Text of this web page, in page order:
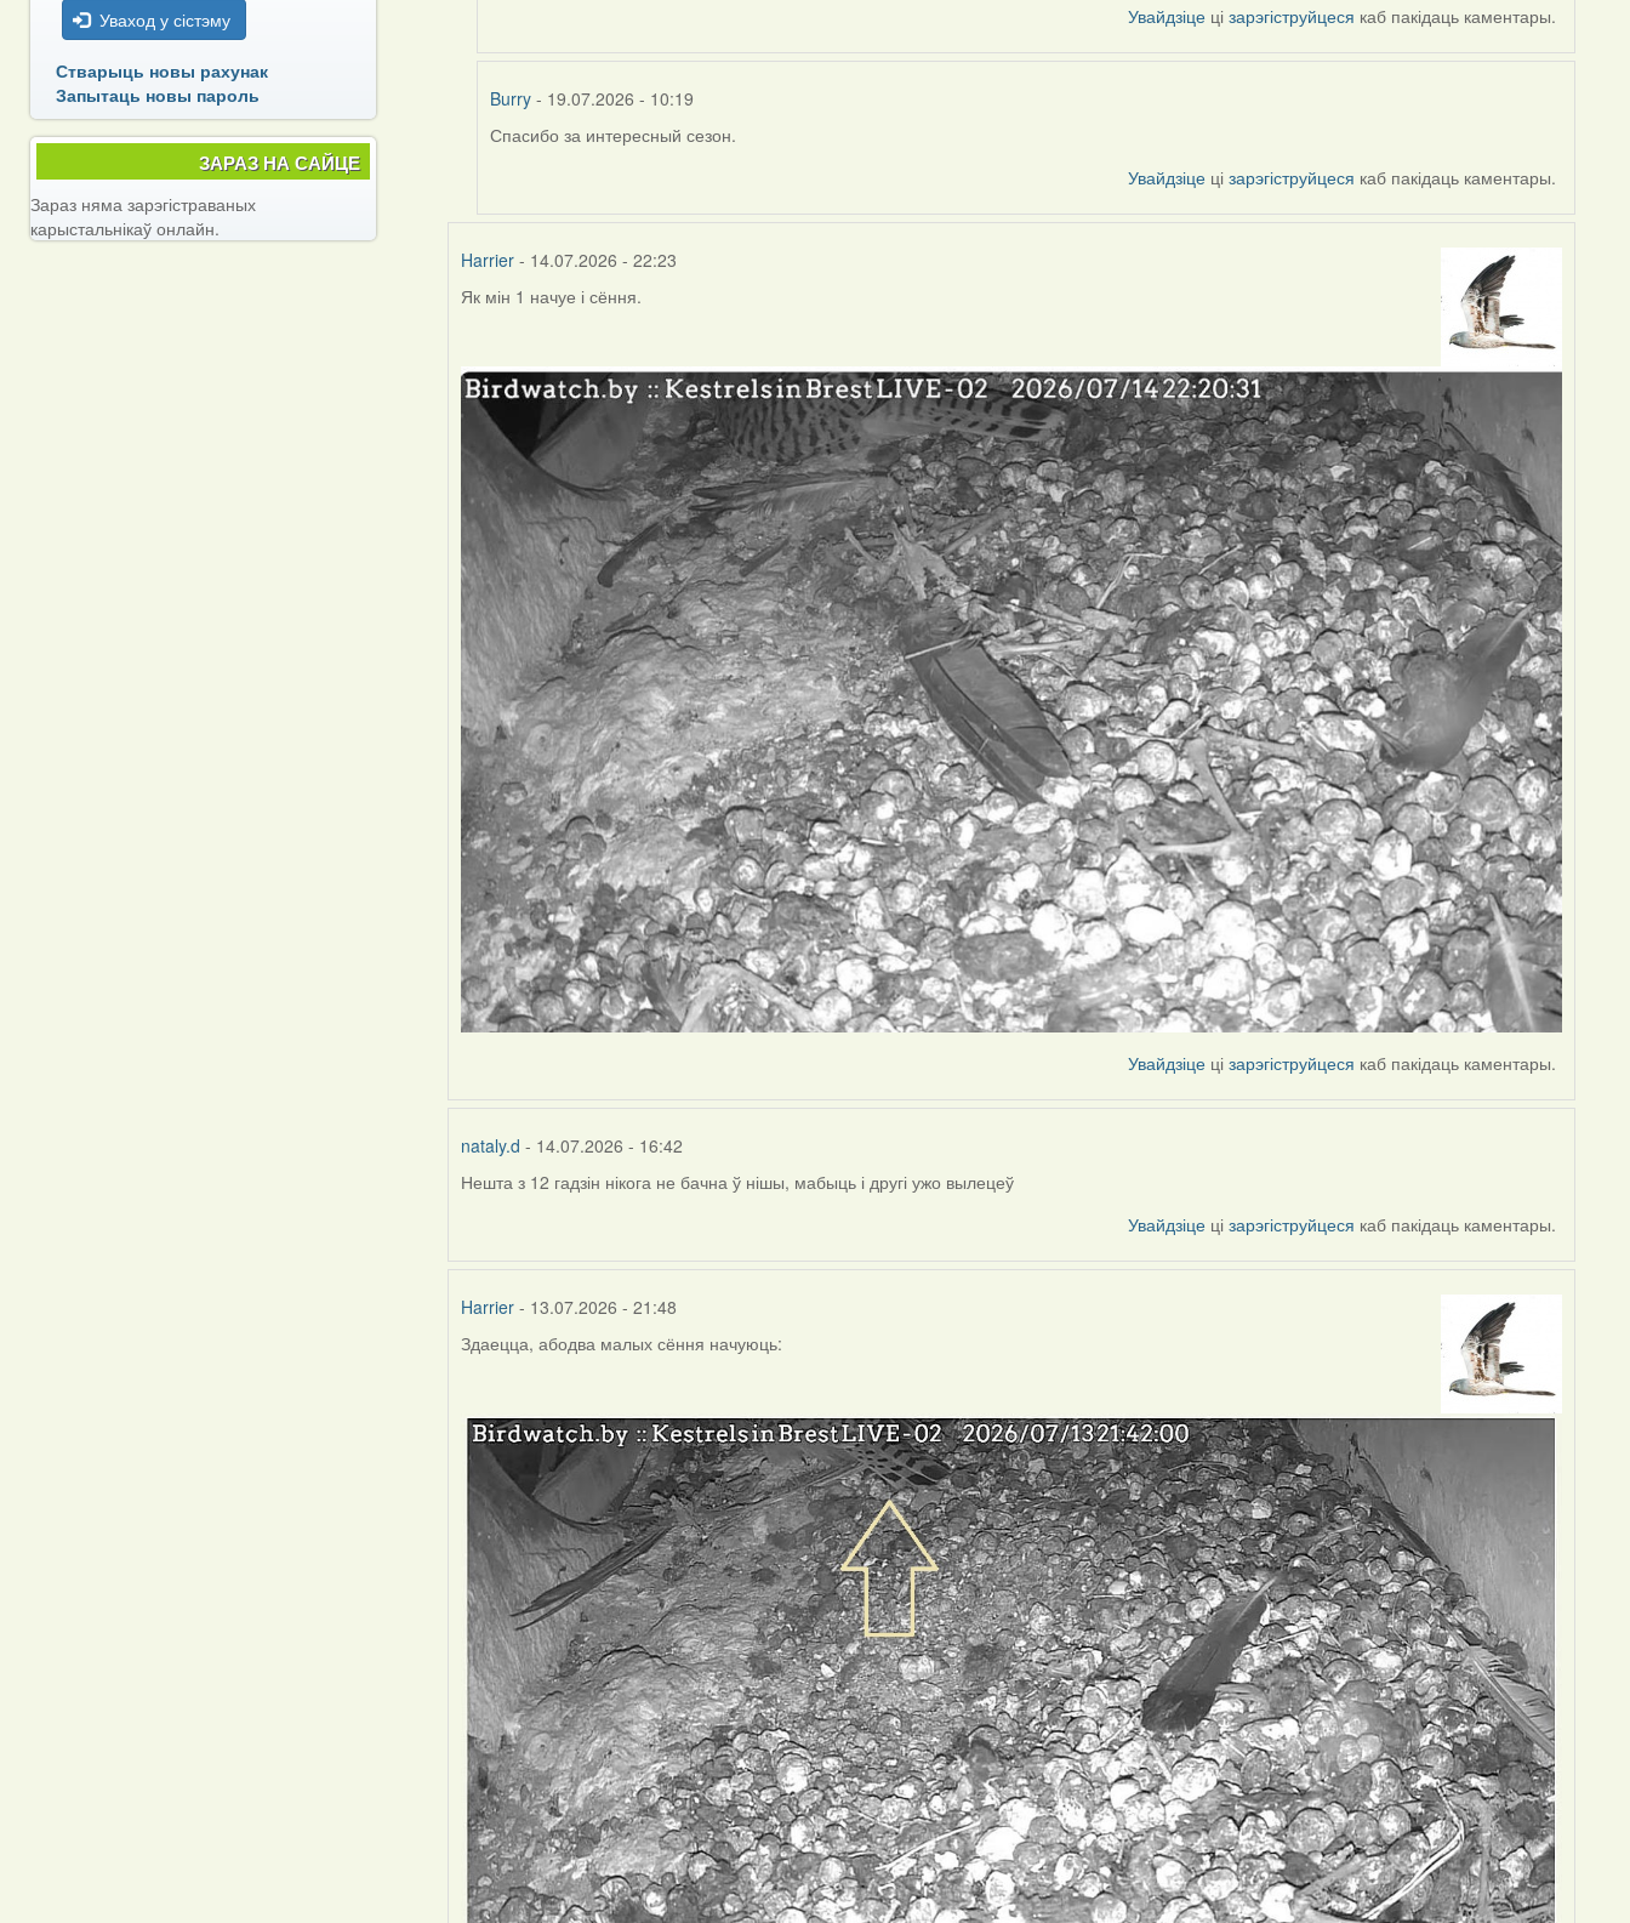
by
Увайдзіце цізарэгіструйцеся каб пакідаць каментары.
Burry- 19.07.2026 - 10:19
In
by
Спасибо за интересный сезон.
Увайдзіце цізарэгіструйцеся каб пакідаць каментары.
Harrier - 14.07.2026 - 22:23
Як мін 1 начуе і сёння.
Увайдзіце цізарэгіструйцеся каб пакідаць каментары.
nataly.d - 14.07.2026 - 16:42
Нешта з 12 гадзін нікога не бачна ў нішы, мабыць і другі ужо вылецеў
Увайдзіце цізарэгіструйцеся каб пакідаць каментары.
Harrier - 13.07.2026 - 21:48
Здаецца, абодва малых сёння начуюць:
Уваход у сістэму
Стварыць новы рахунак
Запытаць новы пароль
ЗАРАЗ НА САЙЦЕ
Зараз няма зарэгістраваных
карыстальнікаў онлайн.